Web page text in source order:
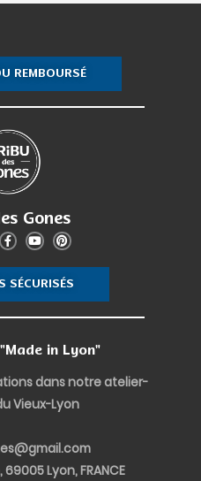
REMBOURSÉ
Gones
F
a
c
e
b
o
k
f
Y
o
u
t
u
b
P
i
n
t
e
r
s
SÉCURISÉS
in Lyon"
dans notre atelier-
Vieux-Lyon
Lyon, FRANCE